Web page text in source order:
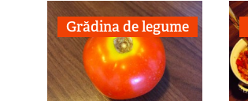
Grădina de legume